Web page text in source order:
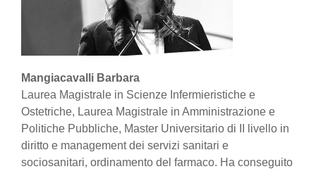
Mangiacavalli Barbara
Laurea Magistrale in Scienze Infermieristiche e
Ostetriche, Laurea Magistrale in Amministrazione e
Politiche Pubbliche, Master Universitario di II livello in
diritto e management dei servizi sanitari e
sociosanitari, ordinamento del farmaco. Ha conseguito